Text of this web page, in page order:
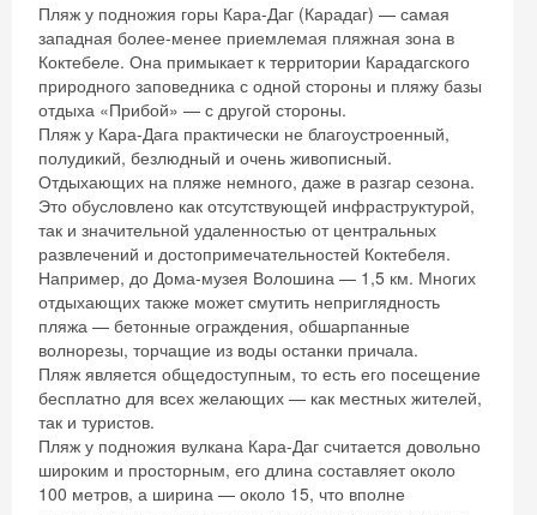
Пляж у подножия горы Кара-Даг (Карадаг) — самая
западная более-менее приемлемая пляжная зона в
Коктебеле. Она примыкает к территории Карадагского
природного заповедника с одной стороны и пляжу базы
отдыха «Прибой» — с другой стороны.
Пляж у Кара-Дага практически не благоустроенный,
полудикий, безлюдный и очень живописный.
Отдыхающих на пляже немного, даже в разгар сезона.
Это обусловлено как отсутствующей инфраструктурой,
так и значительной удаленностью от центральных
развлечений и достопримечательностей Коктебеля.
Например, до Дома-музея Волошина — 1,5 км. Многих
отдыхающих также может смутить неприглядность
пляжа — бетонные ограждения, обшарпанные
волнорезы, торчащие из воды останки причала.
Пляж является общедоступным, то есть его посещение
бесплатно для всех желающих — как местных жителей,
так и туристов.
Пляж у подножия вулкана Кара-Даг считается довольно
широким и просторным, его длина составляет около
100 метров, а ширина — около 15, что вполне